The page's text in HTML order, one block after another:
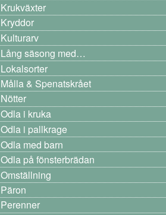
Krukväxter
Kryddor
Kulturarv
Lång säsong med…
Lokalsorter
Målla & Spenatskrået
Nötter
Odla i kruka
Odla i pallkrage
Odla med barn
Odla på fönsterbrädan
Omställning
Päron
Perenner